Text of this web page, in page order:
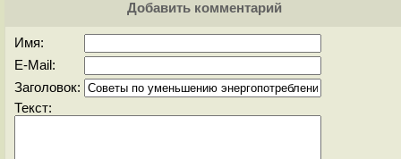
Добавить комментарий
Имя:
E-Mail:
Заголовок:
Текст: